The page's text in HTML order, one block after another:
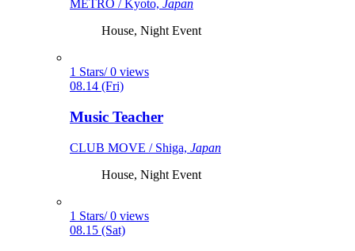
METRO / Kyoto, Japan
House, Night Event
1 Stars/ 0 views
08.14 (Fri)
Music Teacher
CLUB MOVE / Shiga, Japan
House, Night Event
1 Stars/ 0 views
08.15 (Sat)